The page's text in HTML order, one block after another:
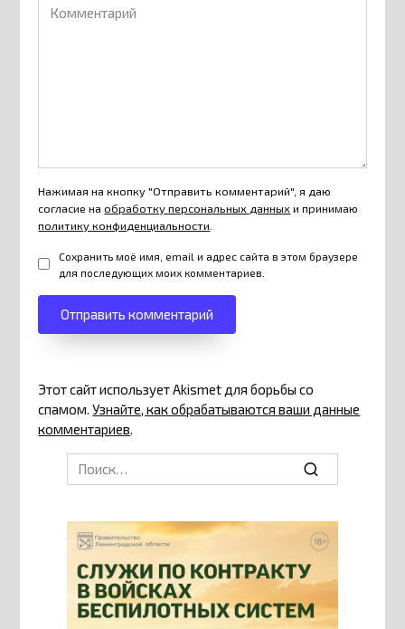
Комментарий
Нажимая на кнопку "Отправить комментарий", я даю
согласие наобработку персональных данных и принимаю
политику конфиденциальности
Сохранить моё имя, email и адрес сайта в этом браузере
для последующих моих комментариев.
Этот сайт использует Akismet для борьбы со
спамом.Узнайте, как обрабатываются ваши данные
комментариев.
Search
for: